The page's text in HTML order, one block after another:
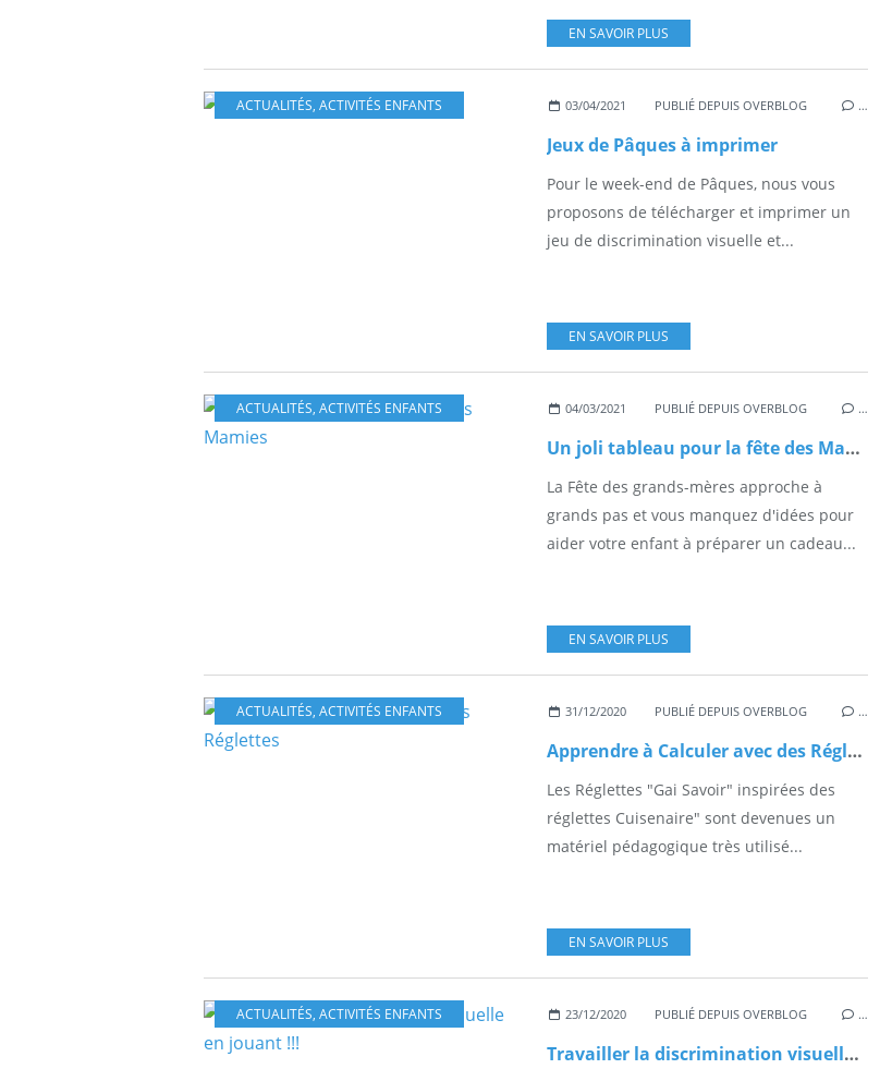
EN SAVOIR PLUS
ACTUALITÉS, ACTIVITÉS ENFANTS 03/04/2021 PUBLIÉ DEPUIS OVERBLOG …
Jeux de Pâques à imprimer
Pour le week-end de Pâques, nous vous
proposons de télécharger et imprimer un
jeu de discrimination visuelle et...
EN SAVOIR PLUS
ACTUALITÉS, ACTIVITÉS ENFANTS 04/03/2021 PUBLIÉ DEPUIS OVERBLOG …
Un joli tableau pour la fête des Mamies
La Fête des grands-mères approche à
grands pas et vous manquez d'idées pour
aider votre enfant à préparer un cadeau...
EN SAVOIR PLUS
ACTUALITÉS, ACTIVITÉS ENFANTS 31/12/2020 PUBLIÉ DEPUIS OVERBLOG …
Apprendre à Calculer avec des Réglettes
Les Réglettes "Gai Savoir" inspirées des
réglettes Cuisenaire" sont devenues un
matériel pédagogique très utilisé...
EN SAVOIR PLUS
ACTUALITÉS, ACTIVITÉS ENFANTS 23/12/2020 PUBLIÉ DEPUIS OVERBLOG …
Travailler la discrimination visuelle en jouant !!!